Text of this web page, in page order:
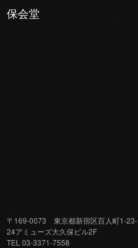
保会堂
〒169-0073 東京都新宿区百人町1-23-
24アミューズ大久保ビル2F
TEL 03-3371-7558